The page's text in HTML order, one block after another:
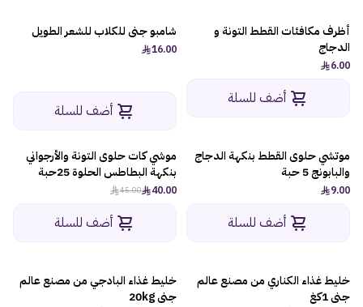
أظرف مكافئات القطط التونة و
الدجاج
6.00
أضف للسلة
شامبو جنى للكلاب للشعر الطويل
16.00
أضف للسلة
موتشي حلوى القطط بنكهة الدجاج
والبابونج 5 حبة
9.00
أضف للسلة
-12%
موشي كات حلوى التونة والأرجواني
بنكهة البطاطس الحلوة 25حبة
40.00
45.00
أضف للسلة
-10%
خليط غذاء الكناري من مصنع عالم
جنى 1كغ
-10%
خليط غذاء البادجي من مصنع عالم
جنى 20kg